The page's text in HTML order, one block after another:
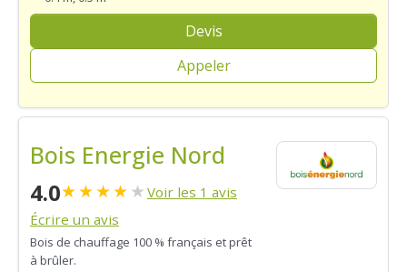
Devis
Appeler
Bois Energie Nord
4.0★★★★★ Voir les 1 avis
Écrire un avis
Bois de chauffage 100 % français et prêt
à brûler.